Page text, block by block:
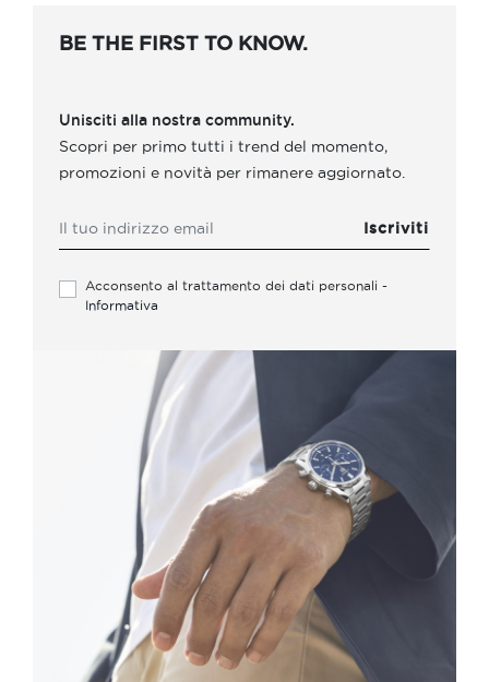
BE THE FIRST TO KNOW.
Unisciti alla nostra community.
Scopri per primo tutti i trend del momento,
promozioni e novità per rimanere aggiornato.
Acconsento al trattamento dei dati personali -
Informativa